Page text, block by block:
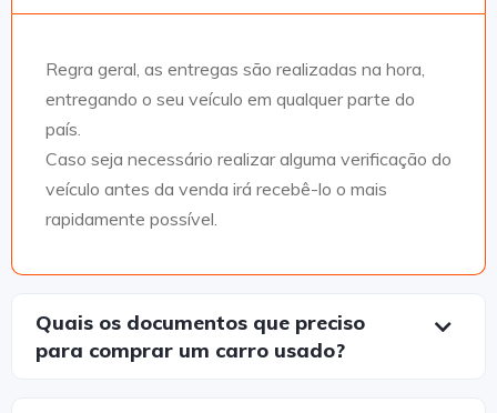
Regra geral, as entregas são realizadas na hora,
entregando o seu veículo em qualquer parte do
país.
Caso seja necessário realizar alguma verificação do
veículo antes da venda irá recebê-lo o mais
rapidamente possível.
Quais os documentos que preciso
para comprar um carro usado?